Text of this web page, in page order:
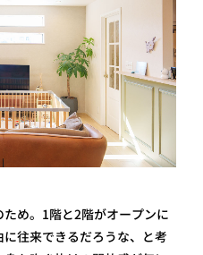
ため。1階と2階がオープンに
往来できるだろうな、と考